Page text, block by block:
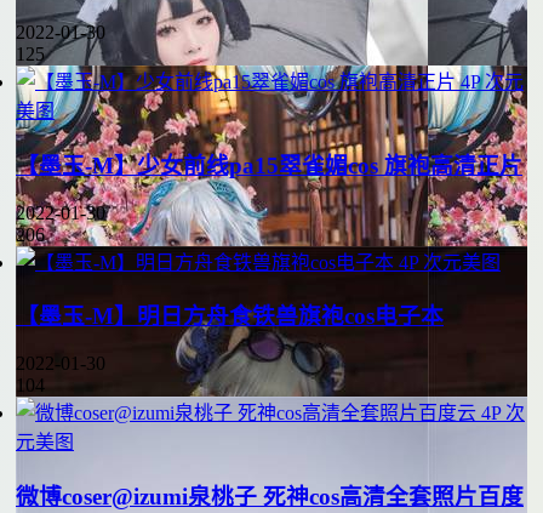
2022-01-30
125
4P 次元
美图
【墨玉-M】少女前线pa15翠雀媚cos 旗袍高清正片
2022-01-30
206
4P 次元美图
【墨玉-M】明日方舟食铁兽旗袍cos电子本
2022-01-30
104
4P 次
元美图
微博coser@izumi泉桃子 死神cos高清全套照片百度